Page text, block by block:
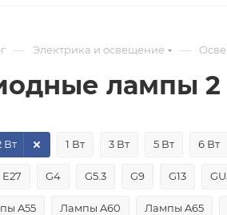
— Электрика и освещение —
лампы 2
1 Вт
Вт 3 Вт 5 Вт 6 Вт
E27 G4 G5.3 G9 G13
A55 Лампы A60 Лампы A65